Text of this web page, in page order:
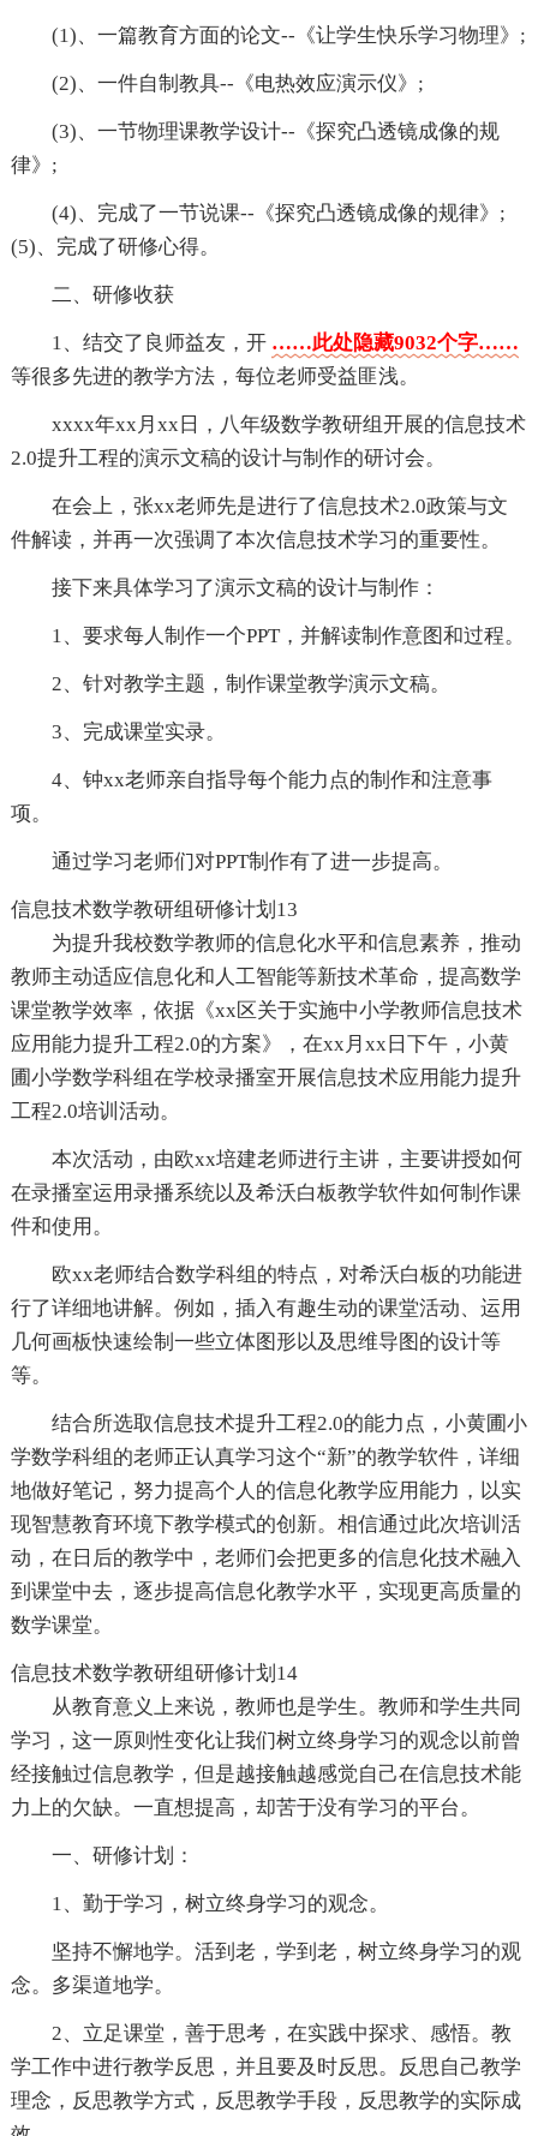
(1)、一篇教育方面的论文--《让学生快乐学习物理》;
(2)、一件自制教具--《电热效应演示仪》;
(3)、一节物理课教学设计--《探究凸透镜成像的规
律》;
(4)、完成了一节说课--《探究凸透镜成像的规律》;
(5)、完成了研修心得。
二、研修收获
1、结交了良师益友，开 ……此处隐藏9032个字……
等很多先进的教学方法，每位老师受益匪浅。
xxxx年xx月xx日，八年级数学教研组开展的信息技术
2.0提升工程的演示文稿的设计与制作的研讨会。
在会上，张xx老师先是进行了信息技术2.0政策与文
件解读，并再一次强调了本次信息技术学习的重要性。
接下来具体学习了演示文稿的设计与制作：
1、要求每人制作一个PPT，并解读制作意图和过程。
2、针对教学主题，制作课堂教学演示文稿。
3、完成课堂实录。
4、钟xx老师亲自指导每个能力点的制作和注意事
项。
通过学习老师们对PPT制作有了进一步提高。
信息技术数学教研组研修计划13
为提升我校数学教师的信息化水平和信息素养，推动
教师主动适应信息化和人工智能等新技术革命，提高数学
课堂教学效率，依据《xx区关于实施中小学教师信息技术
应用能力提升工程2.0的方案》，在xx月xx日下午，小黄
圃小学数学科组在学校录播室开展信息技术应用能力提升
工程2.0培训活动。
本次活动，由欧xx培建老师进行主讲，主要讲授如何
在录播室运用录播系统以及希沃白板教学软件如何制作课
件和使用。
欧xx老师结合数学科组的特点，对希沃白板的功能进
行了详细地讲解。例如，插入有趣生动的课堂活动、运用
几何画板快速绘制一些立体图形以及思维导图的设计等
等。
结合所选取信息技术提升工程2.0的能力点，小黄圃小
学数学科组的老师正认真学习这个“新”的教学软件，详细
地做好笔记，努力提高个人的信息化教学应用能力，以实
现智慧教育环境下教学模式的创新。相信通过此次培训活
动，在日后的教学中，老师们会把更多的信息化技术融入
到课堂中去，逐步提高信息化教学水平，实现更高质量的
数学课堂。
信息技术数学教研组研修计划14
从教育意义上来说，教师也是学生。教师和学生共同
学习，这一原则性变化让我们树立终身学习的观念以前曾
经接触过信息教学，但是越接触越感觉自己在信息技术能
力上的欠缺。一直想提高，却苦于没有学习的平台。
一、研修计划：
1、勤于学习，树立终身学习的观念。
坚持不懈地学。活到老，学到老，树立终身学习的观
念。多渠道地学。
2、立足课堂，善于思考，在实践中探求、感悟。教
学工作中进行教学反思，并且要及时反思。反思自己教学
理念，反思教学方式，反思教学手段，反思教学的实际成